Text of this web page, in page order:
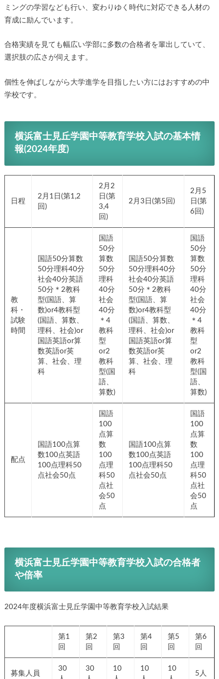
ミングの学習なども行い、変わりゆく時代に対応できる人材の
育成に励んでいます。
合格実績を見ても幅広い学部に多数の合格者を輩出していて、
選択肢の広さが伺えます。
個性を伸ばしながら大学進学を目指したい方にはおすすめの中
学校です。
横浜富士見丘学園中等教育学校入試の基本情
報(2024年度)
日程
2月1日(第1,2
回)
2月2
日(第
3,4
回)
2月3日(第5回)
2月5
日(第
6回)
教
科・
試験
時間
国語50分算数
50分理科40分
社会40分英語
50分＊2教科
型(国語、算
数)or4教科型
(国語、算数、
理科、社会)or
国語英語or算
数英語or英
算、社会、理
科
国語
50分
算数
50分
理科
40分
社会
40分
＊4
教科
型
or2
教科
型(国
語、
算数)
国語50分算数
50分理科40分
社会40分英語
50分＊2教科
型(国語、算
数)or4教科型
(国語、算数、
理科、社会)or
国語英語or算
数英語or英
算、社会、理
科
国語
50分
算数
50分
理科
40分
社会
40分
＊4
教科
型
or2
教科
型(国
語、
算数)
配点
国語100点算
数100点英語
100点理科50
点社会50点
国語
100
点算
数
100
点理
科50
点社
会50
点
国語100点算
数100点英語
100点理科50
点社会50点
国語
100
点算
数
100
点理
科50
点社
会50
点
横浜富士見丘学園中等教育学校入試の合格者
や倍率
2024年度横浜富士見丘学園中等教育学校入試結果
第1
回
第2
回
第3
回
第4
回
第5
回
第6
回
募集人員
30
30
10
10
10
5人